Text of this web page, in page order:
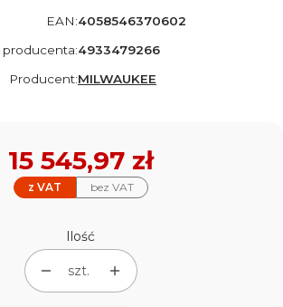
EAN:4058546370602
producenta:4933479266
Producent:MILWAUKEE
z VAT bez VAT
Cena
15 545,97 zł
Ilość
szt.